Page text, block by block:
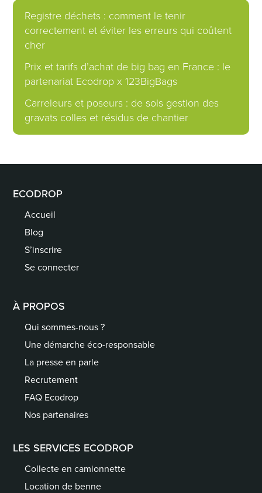
Registre déchets : comment le tenir
correctement et éviter les erreurs qui coûtent
cher
Prix et tarifs d’achat de big bag en France : le
partenariat Ecodrop x 123BigBags
Carreleurs et poseurs : de sols gestion des
gravats colles et résidus de chantier
ECODROP
Accueil
Blog
S’inscrire
Se connecter
À PROPOS
Qui sommes-nous ?
Une démarche éco-responsable
La presse en parle
Recrutement
FAQ Ecodrop
Nos partenaires
LES SERVICES ECODROP
Collecte en camionnette
Location de benne